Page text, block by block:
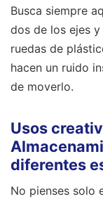
Busca siempre
dos de los ejes
ruedas de
hacen un ruido
de moverlo.
Usos
diferentes
No pienses solo